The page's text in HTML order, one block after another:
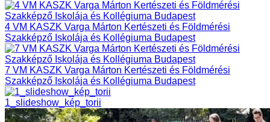
4 VM KASZK Varga Márton Kertészeti és Földmérési
Szakképző Iskolája és Kollégiuma Budapest
7 VM KASZK Varga Márton Kertészeti és Földmérési
Szakképző Iskolája és Kollégiuma Budapest
1_slideshow_kép_torii